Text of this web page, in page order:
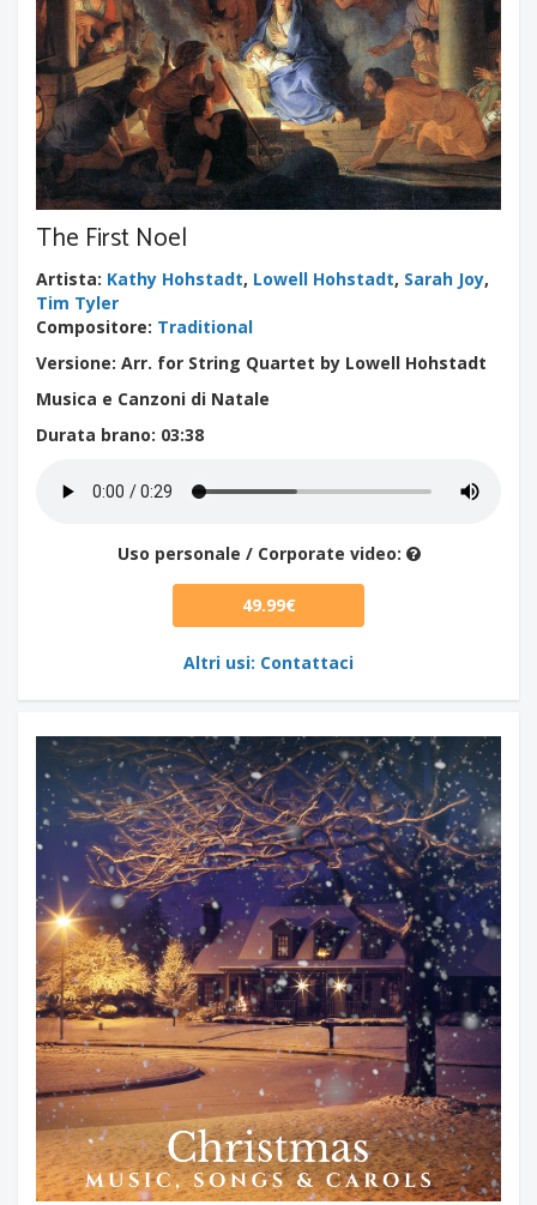
The First Noel
Artista: Kathy Hohstadt, Lowell Hohstadt, Sarah Joy,
Tim Tyler
Compositore: Traditional
Versione: Arr. for String Quartet by Lowell Hohstadt
Musica e Canzoni di Natale
Durata brano: 03:38
Uso personale / Corporate video:
49.99€
Altri usi: Contattaci